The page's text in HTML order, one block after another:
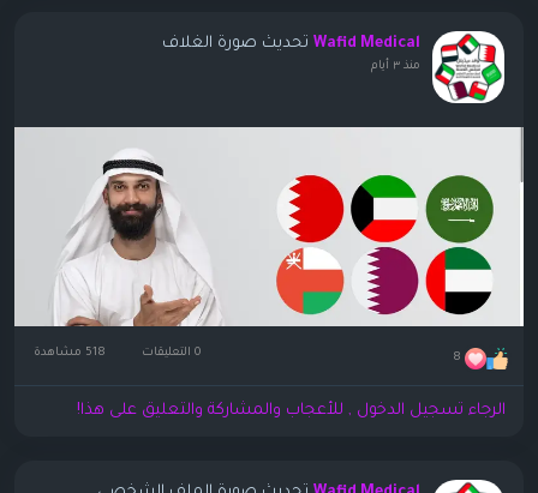
Wafid Medical تحديث صورة الغلاف
منذ ٣ أيام
8 0 التعليقات
الرجاء تسجيل الدخول , للأعجاب والمشاركة والتعليق على هذا!